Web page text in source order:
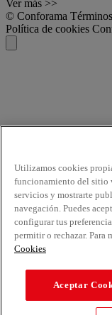
Ver más >>
© Conforama
Política de cookies
Utilizamos cookies
funcionamiento del sitio
servicios y mostrarte
navegación. Puedes
configurar tus
permitir o rechazar. Para
Cookies
Aceptar